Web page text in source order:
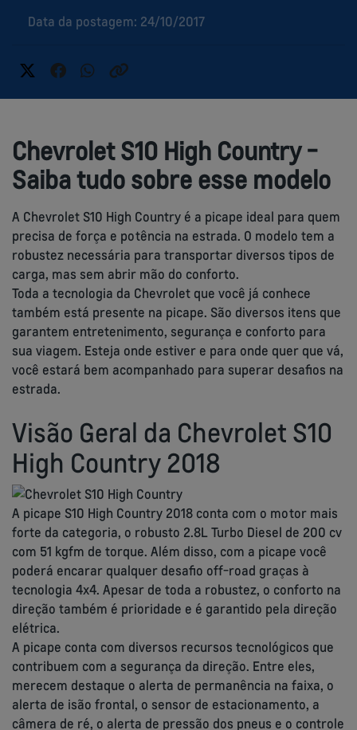
Data da postagem: 24/10/2017
Chevrolet S10 High Country -
Saiba tudo sobre esse modelo
A Chevrolet S10 High Country é a picape ideal para quem
precisa de força e potência na estrada. O modelo tem a
robustez necessária para transportar diversos tipos de
carga, mas sem abrir mão do conforto.
Toda a tecnologia da Chevrolet que você já conhece
também está presente na picape. São diversos itens que
garantem entretenimento, segurança e conforto para
sua viagem. Esteja onde estiver e para onde quer que vá,
você estará bem acompanhado para superar desafios na
estrada.
Visão Geral da Chevrolet S10
High Country 2018
A picape S10 High Country 2018 conta com o motor mais
forte da categoria, o robusto 2.8L Turbo Diesel de 200 cv
com 51 kgfm de torque. Além disso, com a picape você
poderá encarar qualquer desafio off-road graças à
tecnologia 4x4. Apesar de toda a robustez, o conforto na
direção também é prioridade e é garantido pela direção
elétrica.
A picape conta com diversos recursos tecnológicos que
contribuem com a segurança da direção. Entre eles,
merecem destaque o alerta de permanência na faixa, o
alerta de isão frontal, o sensor de estacionamento, a
câmera de ré, o alerta de pressão dos pneus e o controle